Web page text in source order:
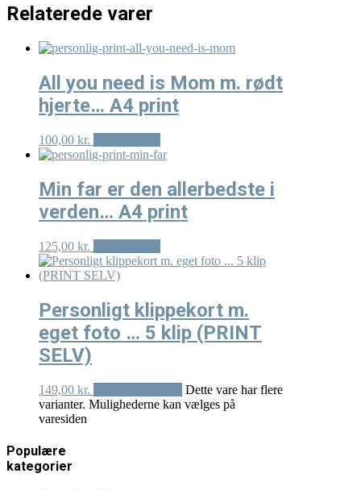
Relaterede varer
All you need is Mom m. rødt
hjerte… A4 print
100,00 kr.
Min far er den allerbedste i
verden… A4 print
125,00 kr.
Personligt klippekort m.
eget foto … 5 klip (PRINT
SELV)
149,00 kr.
Dette vare har flere
varianter. Mulighederne kan vælges på
varesiden
Populære
kategorier